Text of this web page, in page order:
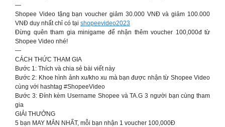
—
Shopee Video tặng bạn voucher giảm 30.000 VNĐ và giảm 100.000
VNĐ duy nhất chỉ có tại shopeevideo2023
Đừng quên tham gia minigame để nhận thêm voucher 100,000đ từ
Shopee Video nhé!
—
CÁCH THỨC THAM GIA
Bước 1: Thích và chia sẻ bài viết này
Bước 2: Khoe hình ảnh xu/kho xu mà bạn được nhận từ Shopee Video
cùng với hashtag #ShopeeVideo
Bước 3: Đính kèm Username Shopee và TA.G 3 người bạn cùng tham
gia
GIẢI THƯỞNG
5 bạn MAY MẮN NHẤT, mỗi bạn nhận 1 voucher 100,000Đ